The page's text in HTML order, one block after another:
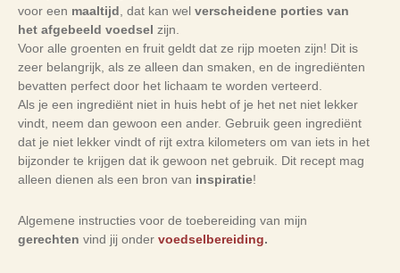
voor een maaltijd , dat kan wel verscheidene porties van
het afgebeeld voedsel zijn.
Voor alle groenten en fruit geldt dat ze rijp moeten zijn! Dit is
zeer belangrijk, als ze alleen dan smaken, en de ingrediënten
bevatten perfect door het lichaam te worden verteerd.
Als je een ingrediënt niet in huis hebt of je het net niet lekker
vindt, neem dan gewoon een ander. Gebruik geen ingrediënt
dat je niet lekker vindt of rijt extra kilometers om van iets in het
bijzonder te krijgen dat ik gewoon net gebruik. Dit recept mag
alleen dienen als een bron van inspiratie!
Algemene instructies voor de toebereiding van mijn
gerechten vind jij onder voedselbereiding.